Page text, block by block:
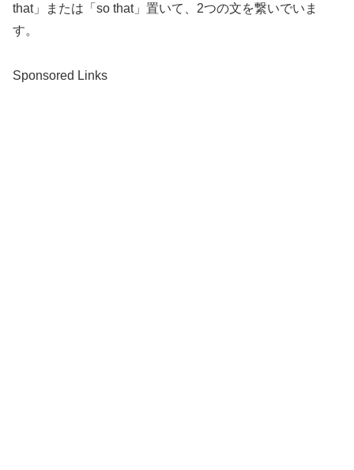
that」または「so that」置いて、2つの文を繋いでいま
す。
Sponsored Links